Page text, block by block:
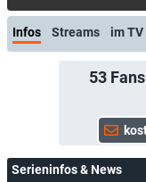
Infos Streams im TV
53Fans
Serieninfos & News